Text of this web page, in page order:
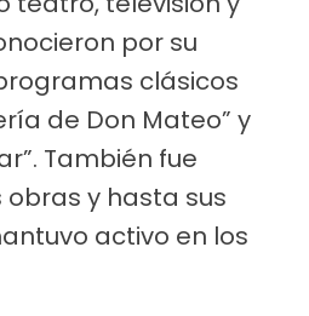
por su
clásicos
de Don Mateo” y
También fue
y hasta sus
activo en los